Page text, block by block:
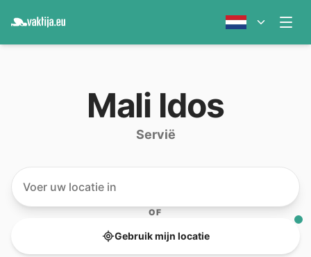
Mali Idos
Servië
OF
Gebruik mijn locatie